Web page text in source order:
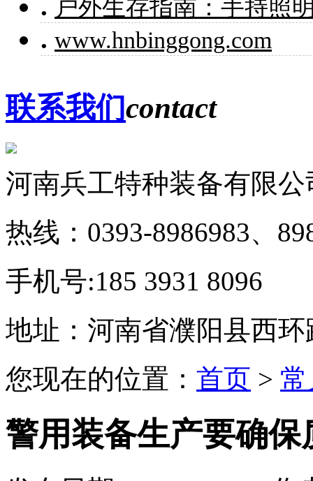
户外生存指南：手持照
. www.hnbinggong.com
联系我们contact
河南兵工特种装备有限公
热线：0393-8986983、
手机号:185 3931 8096
地址：河南省濮阳县西
您现在的位置： 首页 >
警用装备生产要确